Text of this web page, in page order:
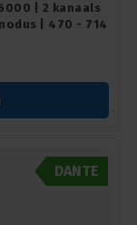
| 2 kanaals
| 470 - 714
DANTE